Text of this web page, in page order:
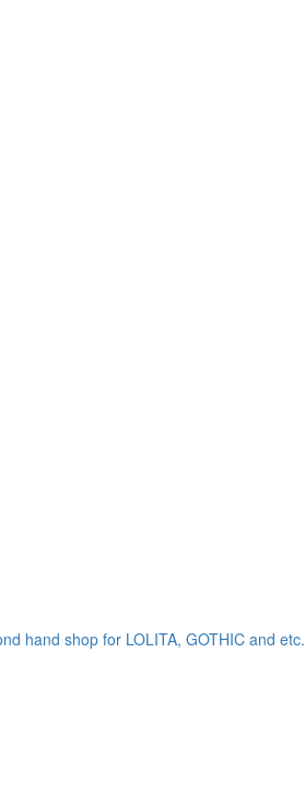
hand shop for LOLITA, GOTHIC and etc.